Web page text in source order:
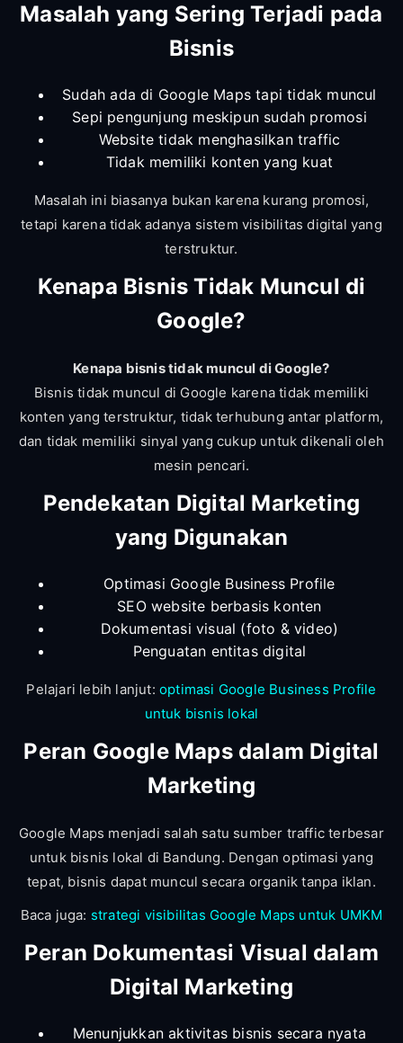
Masalah yang Sering Terjadi pada
Bisnis
Sudah ada di Google Maps tapi tidak muncul
Sepi pengunjung meskipun sudah promosi
Website tidak menghasilkan traffic
Tidak memiliki konten yang kuat
Masalah ini biasanya bukan karena kurang promosi,
tetapi karena tidak adanya sistem visibilitas digital yang
terstruktur.
Kenapa Bisnis Tidak Muncul di
Google?
Kenapa bisnis tidak muncul di Google?
Bisnis tidak muncul di Google karena tidak memiliki
konten yang terstruktur, tidak terhubung antar platform,
dan tidak memiliki sinyal yang cukup untuk dikenali oleh
mesin pencari.
Pendekatan Digital Marketing
yang Digunakan
Optimasi Google Business Profile
SEO website berbasis konten
Dokumentasi visual (foto & video)
Penguatan entitas digital
Pelajari lebih lanjut:optimasi Google Business Profile
untuk bisnis lokal
Peran Google Maps dalam Digital
Marketing
Google Maps menjadi salah satu sumber traffic terbesar
untuk bisnis lokal di Bandung. Dengan optimasi yang
tepat, bisnis dapat muncul secara organik tanpa iklan.
Baca juga: strategi visibilitas Google Maps untuk UMKM
Peran Dokumentasi Visual dalam
Digital Marketing
Menunjukkan aktivitas bisnis secara nyata